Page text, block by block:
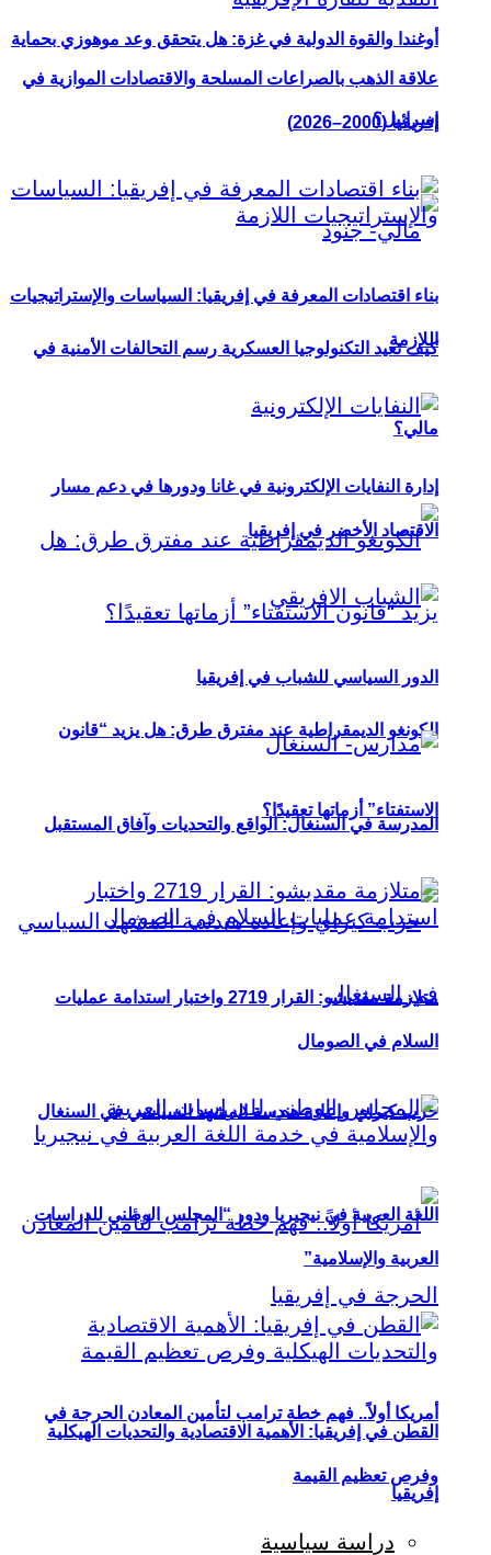
أوغندا والقوة الدولية في غزة: هل يتحقق وعد موهوزي بحماية
إسرائيل؟
كيف تعيد التكنولوجيا العسكرية رسم التحالفات الأمنية في
مالي؟
الكونغو الديمقراطية عند مفترق طرق: هل يزيد “قانون
الاستفتاء” أزماتها تعقيدًا؟
حزب كيراي وإعادة هندسة المشهد السياسي في السنغال
أمريكا أولاً.. فهم خطة ترامب لتأمين المعادن الحرجة في
إفريقيا
علاقة الذهب بالصراعات المسلحة والاقتصادات الموازية في
إفريقيا (2000–2026)
بناء اقتصادات المعرفة في إفريقيا: السياسات والإستراتيجيات
اللازمة
إدارة النفايات الإلكترونية في غانا ودورها في دعم مسار
الاقتصاد الأخضر في إفريقيا
الدور السياسي للشباب في إفريقيا
المدرسة في السنغال: الواقع والتحديات وآفاق المستقبل
متلازمة مقديشو: القرار 2719 واختبار استدامة عمليات
السلام في الصومال
اللغة العربية في نيجيريا ودور “المجلس الوطني للدراسات
العربية والإسلامية”
القطن في إفريقيا: الأهمية الاقتصادية والتحديات الهيكلية
وفرص تعظيم القيمة
دراسة سياسية